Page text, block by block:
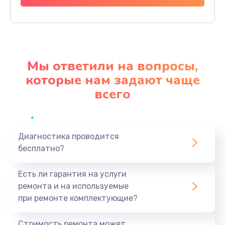
Заказать
Замена мультиконтроллера
Заказать
590 руб.
Мы ответили на вопросы,
которые нам задают чаще
всего
Диагностика проводится
бесплатно?
Есть ли гарантия на услуги
ремонта и на используемые
при ремонте комплектующие?